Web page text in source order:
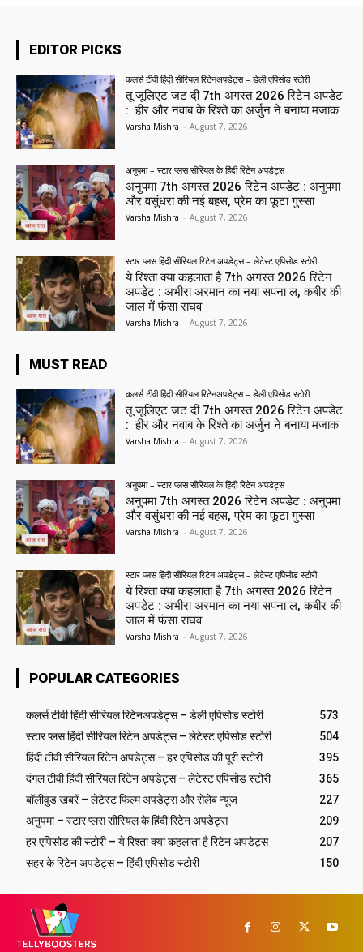
EDITOR PICKS
कलर्स टीवी हिंदी सीरियल रिटेनअपडेट्स – डेली एपिसोड स्टोरी
तू जूलिएट जट दी 7th अगस्त 2026 रिटेन अपडेट
: हीर और नवाब के रिश्ते का अर्जुन ने बनाया मजाक
Varsha Mishra - August 7, 2026
अनुपमा – स्टार प्लस सीरियल के हिंदी रिटेन अपडेट्स
अनुपमा 7th अगस्त 2026 रिटेन अपडेट : अनुपमा
और वसुंधरा की नई बहस, प्रेम का फूटा गुस्सा
Varsha Mishra - August 7, 2026
स्टार प्लस हिंदी सीरियल रिटेन अपडेट्स – लेटेस्ट एपिसोड स्टोरी
ये रिश्ता क्या कहलाता है 7th अगस्त 2026 रिटेन
अपडेट : अभीरा अरमान का नया सपना ल, कबीर की
जाल में फंसा राघव
Varsha Mishra - August 7, 2026
MUST READ
कलर्स टीवी हिंदी सीरियल रिटेनअपडेट्स – डेली एपिसोड स्टोरी
तू जूलिएट जट दी 7th अगस्त 2026 रिटेन अपडेट
: हीर और नवाब के रिश्ते का अर्जुन ने बनाया मजाक
Varsha Mishra - August 7, 2026
अनुपमा – स्टार प्लस सीरियल के हिंदी रिटेन अपडेट्स
अनुपमा 7th अगस्त 2026 रिटेन अपडेट : अनुपमा
और वसुंधरा की नई बहस, प्रेम का फूटा गुस्सा
Varsha Mishra - August 7, 2026
स्टार प्लस हिंदी सीरियल रिटेन अपडेट्स – लेटेस्ट एपिसोड स्टोरी
ये रिश्ता क्या कहलाता है 7th अगस्त 2026 रिटेन
अपडेट : अभीरा अरमान का नया सपना ल, कबीर की
जाल में फंसा राघव
Varsha Mishra - August 7, 2026
POPULAR CATEGORIES
कलर्स टीवी हिंदी सीरियल रिटेनअपडेट्स – डेली एपिसोड स्टोरी
573
स्टार प्लस हिंदी सीरियल रिटेन अपडेट्स – लेटेस्ट एपिसोड स्टोरी
504
हिंदी टीवी सीरियल रिटेन अपडेट्स – हर एपिसोड की पूरी स्टोरी
395
दंगल टीवी हिंदी सीरियल रिटेन अपडेट्स – लेटेस्ट एपिसोड स्टोरी
365
बॉलीवुड खबरें – लेटेस्ट फिल्म अपडेट्स और सेलेब न्यूज़
227
अनुपमा – स्टार प्लस सीरियल के हिंदी रिटेन अपडेट्स
209
हर एपिसोड की स्टोरी – ये रिश्ता क्या कहलाता है रिटेन अपडेट्स
207
सहर के रिटेन अपडेट्स – हिंदी एपिसोड स्टोरी
150